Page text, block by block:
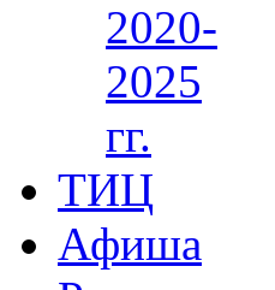
2020-
2025
гг.
ТИЦ
Афиша